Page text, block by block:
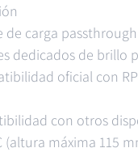
de carga
dedicados de brillo
oficial con
con otros
(altura máxima 115